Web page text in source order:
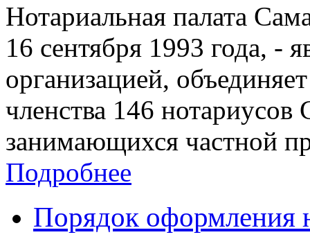
Нотариальная палата
16 сентября 1993 года, -
организацией,
членства 146 нотариусов
занимающихся частной
Подробнее
Порядок оформления